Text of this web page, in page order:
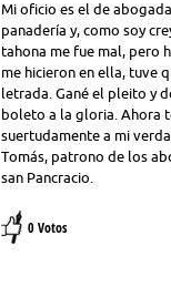
Mi oficio es el de
panadería y, como soy
tahona me fue mal, pero
me hicieron en ella, tuve
letrada. Gané el pleito y
boleto a la gloria. Ahora
suertudamente a mi
Tomás, patrono de los
san Pancracio.
0 Votos